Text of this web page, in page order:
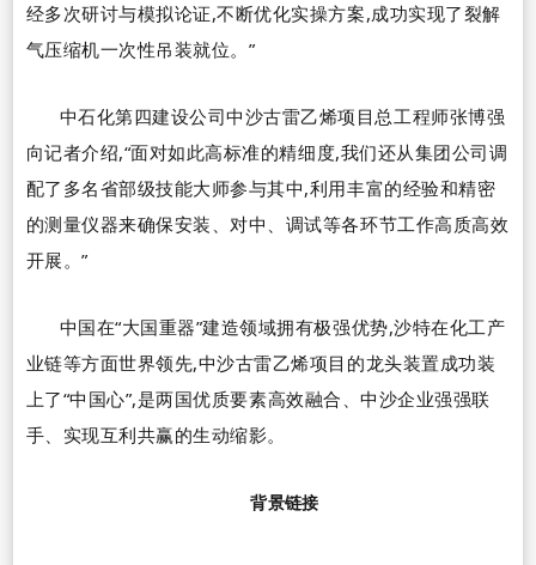
经多次研讨与模拟论证,不断优化实操方案,成功实现了裂解
气压缩机一次性吊装就位。 ”
中石化第四建设公司中沙古雷乙烯项目总工程师张博强
向记者介绍,“面对如此高标准的精细度,我们还从集团公司调
配了多名省部级技能大师参与其中,利用丰富的经验和精密
的测量仪器来确保安装、对中、调试等各环节工作高质高效
开展。”
中国在“大国重器”建造领域拥有极强优势,沙特在化工产
业链等方面世界领先,中沙古雷乙烯项目的龙头装置成功装
上了“中国心”,是两国优质要素高效融合、中沙企业强强联
手、实现互利共赢的生动缩影。
背景链接